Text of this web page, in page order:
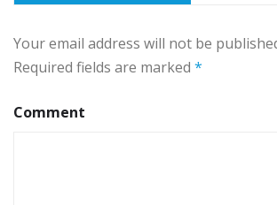
Your email address will not be
Required fields are marked *
Comment